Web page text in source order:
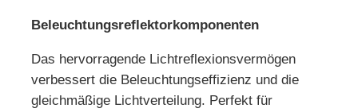
Beleuchtungsreflektorkomponenten
Das hervorragende Lichtreflexionsvermögen
verbessert die Beleuchtungseffizienz und die
gleichmäßige Lichtverteilung. Perfekt für